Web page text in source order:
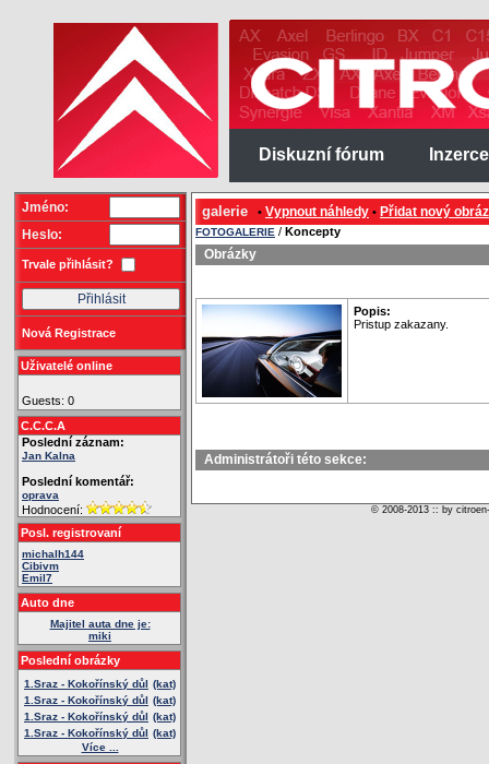
Diskuzní fórum Inzerce
Jméno:
Heslo:
Trvale přihlásit?
Nová Registrace
Uživatelé online
Guests: 0
C.C.C.A
Poslední záznam:
Jan Kalna
Poslední komentář:
oprava
Hodnocení:
Posl. registrovaní
michalh144
Cibivm
Emil7
Auto dne
Majitel auta dne je:
miki
Poslední obrázky
1.Sraz - Kokořínský důl (kat)
1.Sraz - Kokořínský důl (kat)
1.Sraz - Kokořínský důl (kat)
1.Sraz - Kokořínský důl (kat)
Více ...
galerie • Vypnout náhledy • Přidat nový
FOTOGALERIE / Koncepty
Obrázky
Popis:
Pristup zakazany.
Administrátoři této sekce:
© 2008-2013 :: by